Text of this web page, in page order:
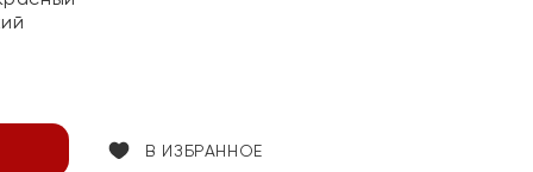
В ИЗБРАННОЕ